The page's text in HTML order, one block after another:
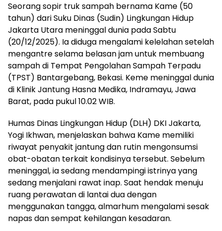
Seorang sopir truk sampah bernama Kame (50
tahun) dari Suku Dinas (Sudin) Lingkungan Hidup
Jakarta Utara meninggal dunia pada Sabtu
(20/12/2025). Ia diduga mengalami kelelahan setelah
mengantre selama belasan jam untuk membuang
sampah di Tempat Pengolahan Sampah Terpadu
(TPST) Bantargebang, Bekasi. Keme meninggal dunia
di Klinik Jantung Hasna Medika, Indramayu, Jawa
Barat, pada pukul 10.02 WIB.
Humas Dinas Lingkungan Hidup (DLH) DKI Jakarta,
Yogi Ikhwan, menjelaskan bahwa Kame memiliki
riwayat penyakit jantung dan rutin mengonsumsi
obat-obatan terkait kondisinya tersebut. Sebelum
meninggal, ia sedang mendampingi istrinya yang
sedang menjalani rawat inap. Saat hendak menuju
ruang perawatan di lantai dua dengan
menggunakan tangga, almarhum mengalami sesak
napas dan sempat kehilangan kesadaran.